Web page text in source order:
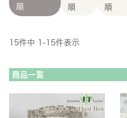
順
順
順
15件中 1 -15件表示
商品一覧